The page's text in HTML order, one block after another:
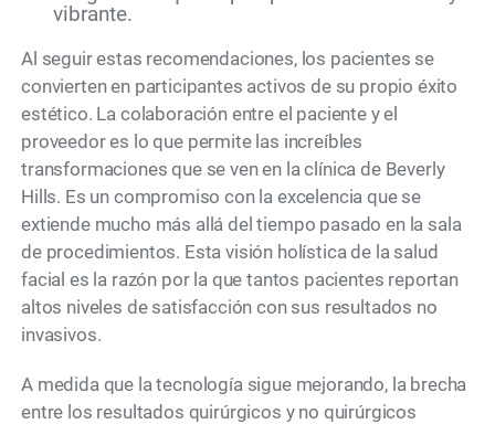
vibrante.
Al seguir estas recomendaciones, los pacientes se
convierten en participantes activos de su propio éxito
estético. La colaboración entre el paciente y el
proveedor es lo que permite las increíbles
transformaciones que se ven en la clínica de Beverly
Hills. Es un compromiso con la excelencia que se
extiende mucho más allá del tiempo pasado en la sala
de procedimientos. Esta visión holística de la salud
facial es la razón por la que tantos pacientes reportan
altos niveles de satisfacción con sus resultados no
invasivos.
A medida que la tecnología sigue mejorando, la brecha
entre los resultados quirúrgicos y no quirúrgicos